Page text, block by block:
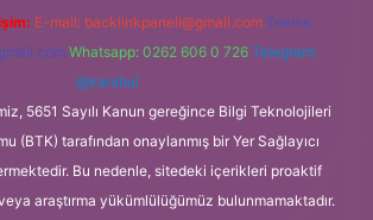
E-mail: backlinkpaneli@gmail.com Teams:
Whatsapp: 0262 606 0 726 Telegram:
@karabul
5651 Sayılı Kanun gereğince Bilgi Teknolojileri
(BTK) tarafından onaylanmış bir Yer Sağlayıcı
Bu nedenle, sitedeki içerikleri proaktif
araştırma yükümlülüğümüz bulunmamaktadır.